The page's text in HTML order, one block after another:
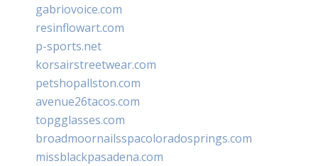
gabriovoice.com
resinflowart.com
p-sports.net
korsairstreetwear.com
petshopallston.com
avenue26tacos.com
topgglasses.com
broadmoornailsspacoloradosprings.com
missblackpasadena.com